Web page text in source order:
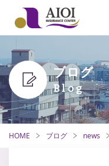
ブログ
HOME ブログ news